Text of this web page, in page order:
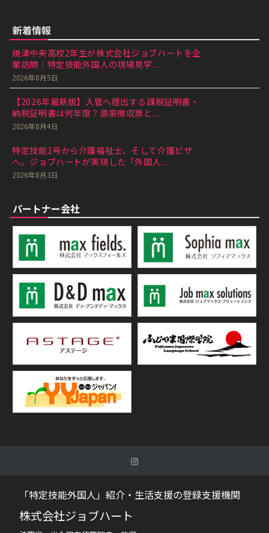
新着情報
焼津中央高校2年生が株式会社ジョブハートを企
業訪問｜特定技能外国人の現場見学...
2026年8月5日
【2026年最新版】入管へ提出する課税証明書・
納税証明書は何年度？源泉徴収票と...
2026年8月4日
特定技能1号から介護福祉士、そして介護ビザ
へ。ジョブハートが実現した「外国人...
2026年8月3日
パートナー会社
「特定技能外国人」紹介・生活支援の登録支援機関
株式会社ジョブハート